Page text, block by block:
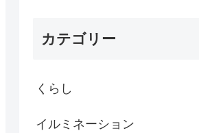
カテゴリー
くらし
イルミネーション